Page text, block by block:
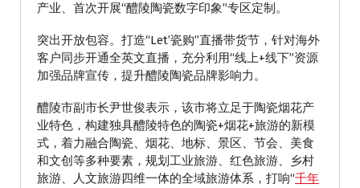
产业、首次开展“醴陵陶瓷数字印象”专区定制。
突出开放包容。打造“Let’瓷购”直播带货节，针对海外
客户同步开通全英文直播，充分利用“线上+线下”资源
加强品牌宣传，提升醴陵陶瓷品牌影响力。
醴陵市副市长尹世俊表示，该市将立足于陶瓷烟花产
业特色，构建独具醴陵特色的陶瓷+烟花+旅游的新模
式，着力融合陶瓷、烟花、地标、景区、节会、美食
和文创等多种要素，规划工业旅游、红色旅游、乡村
旅游、人文旅游四维一体的全域旅游体系，打响“千年